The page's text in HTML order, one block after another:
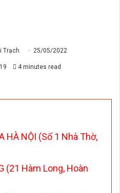
Trạch 25/05/2022
19 4 minutes read
HÀ NỘI (Số 1 Nhà Thờ,
(21 Hàm Long, Hoàn